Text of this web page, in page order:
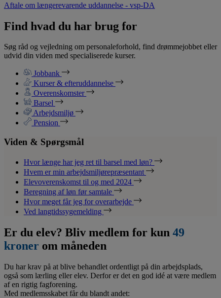
Aftale om længerevarende uddannelse - vsp-DA
Find hvad du har brug for
Søg råd og vejledning om personaleforhold, find drømmejobbet eller
udvid din viden med specialiserede kurser.
Jobbank
Kurser & efteruddannelse
Overenskomster
Barsel
Arbejdsmiljø
Pension
Viden & Spørgsmål
Hvor længe har jeg ret til barsel med løn?
Hvem er min arbejdsmiljørepræsentant
Elevoverenskomst til og med 2024
Beregning af løn før samtale
Hvor meget får jeg for overarbejde
Ved langtidssygemelding
Er du elev? Bliv medlem for kun 49
kroner om måneden
Du har krav på at blive behandlet ordentligt på din arbejdsplads,
også som lærling eller elev. Derfor er det en god idé at være medlem
af en rigtig fagforening.
Med medlemsskabet får du blandt andet: